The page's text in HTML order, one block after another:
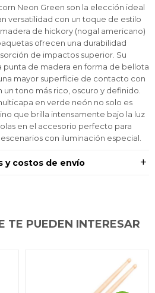
Neon Green son la elección ideal
versatilidad con un toque de estilo
de hickory (nogal americano)
ofrecen una durabilidad
de impactos superior. Su
punta de madera en forma de bellota
mayor superficie de contacto con
un tono más rico, oscuro y definido.
en verde neón no solo es
que brilla intensamente bajo la luz
en el accesorio perfecto para
con iluminación especial.
y costos de envío
TE PUEDEN INTERESAR
de crédito
Continuar
comprar en las cuotas que
prefieras!
productos preferidos
como metodo de pago
crediticia. El monto disponible
por comercio
oferta, lamentamos
por cualquier duda
en
salió mal!
nuevamente mas tarde.
de crédito
Continuar
comprar en las cuotas que
prefieras!
productos preferidos
como metodo de pago
crediticia. El monto disponible
por comercio
oferta, lamentamos
por cualquier duda
en
salió mal!
nuevamente mas tarde.
de crédito
Continuar
comprar en las cuotas que
prefieras!
productos preferidos
como metodo de pago
crediticia. El monto disponible
por comercio
oferta, lamentamos
por cualquier duda
en
salió mal!
nuevamente mas tarde.